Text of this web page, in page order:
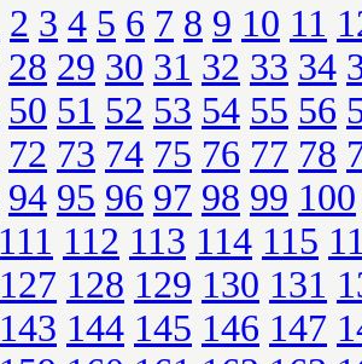
2 3 4 5 6 7 8 9 10 11
28 29 30 31 32 33 34
50 51 52 53 54 55 56
72 73 74 75 76 77 78
94 95 96 97 98 99 100
111 112 113 114 115
127 128 129 130 131
143 144 145 146 147